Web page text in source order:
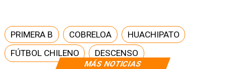
MÁS NOTICIAS
PRIMERA B COBRELOA
HUACHIPATO
FÚTBOL CHILENO
DESCENSO